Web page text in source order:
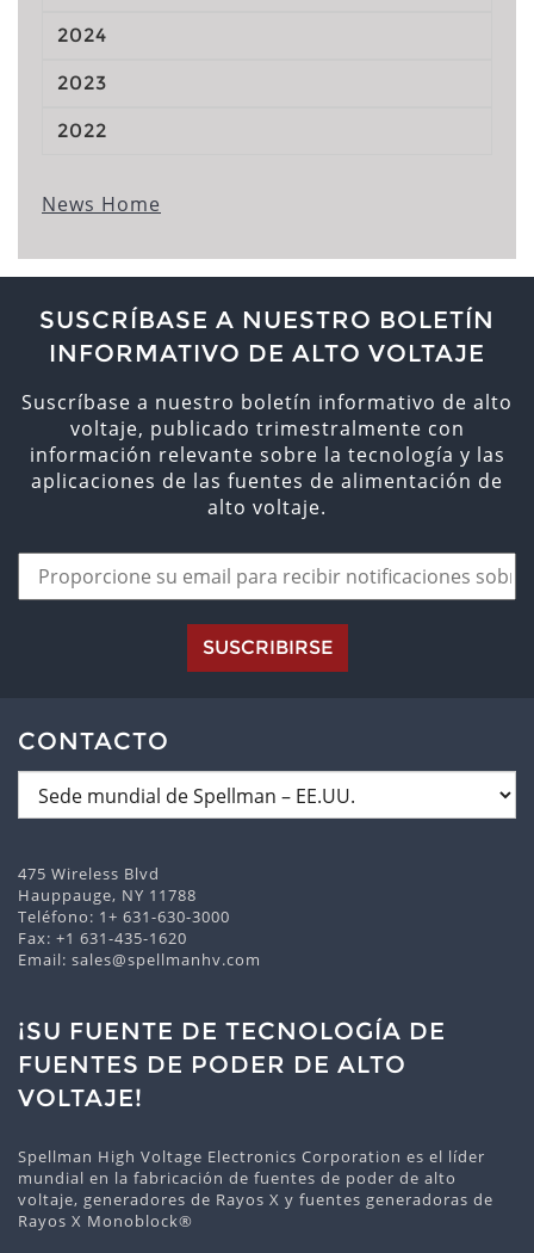
2024
2023
2022
News Home
SUSCRÍBASE A NUESTRO BOLETÍN
INFORMATIVO DE ALTO VOLTAJE
Suscríbase a nuestro boletín informativo de alto
voltaje, publicado trimestralmente con
información relevante sobre la tecnología y las
aplicaciones de las fuentes de alimentación de
alto voltaje.
SUSCRIBIRSE
CONTACTO
475 Wireless Blvd
Hauppauge, NY 11788
Teléfono: 1+ 631-630-3000
Fax: +1 631-435-1620
Email: sales@spellmanhv.com
¡SU FUENTE DE TECNOLOGÍA DE
FUENTES DE PODER DE ALTO
VOLTAJE!
Spellman High Voltage Electronics Corporation es el líder
mundial en la fabricación de fuentes de poder de alto
voltaje, generadores de Rayos X y fuentes generadoras de
Rayos X Monoblock®